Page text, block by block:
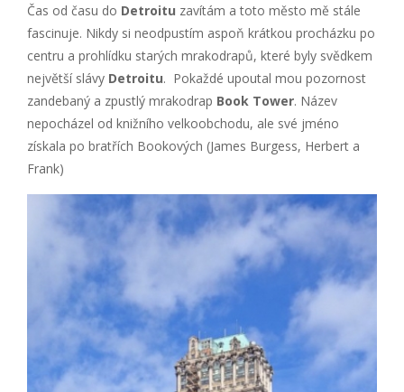
Čas od času do Detroitu zavítám a toto město mě stále
fascinuje. Nikdy si neodpustím aspoň krátkou procházku po
centru a prohlídku starých mrakodrapů, které byly svědkem
největší slávy Detroitu. Pokaždé upoutal mou pozornost
zandebaný a zpustlý mrakodrap Book Tower. Název
nepocházel od knižního velkoobchodu, ale své jméno
získala po bratřích Bookových (James Burgess, Herbert a
Frank)